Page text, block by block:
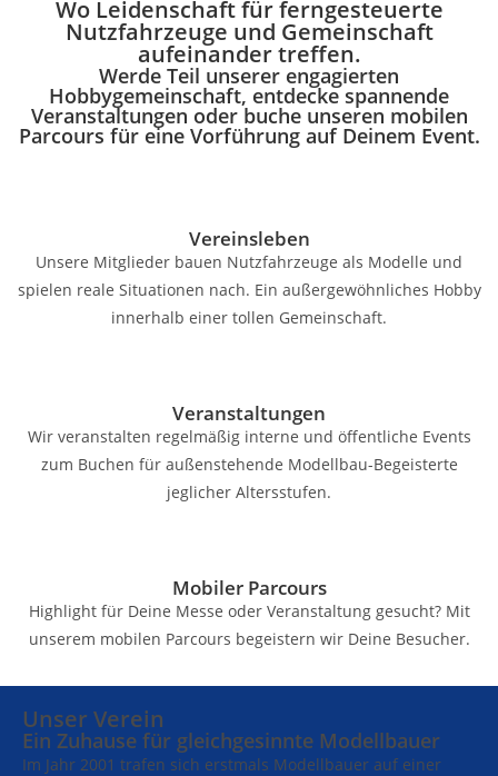
Wo Leidenschaft für ferngesteuerte
Nutzfahrzeuge und Gemeinschaft
aufeinander treffen.
Werde Teil unserer engagierten
Hobbygemeinschaft, entdecke spannende
Veranstaltungen oder buche unseren mobilen
Parcours für eine Vorführung auf Deinem Event.
Vereinsleben
Unsere Mitglieder bauen Nutzfahrzeuge als Modelle und
spielen reale Situationen nach. Ein außergewöhnliches Hobby
innerhalb einer tollen Gemeinschaft.
Veranstaltungen
Wir veranstalten regelmäßig interne und öffentliche Events
zum Buchen für außenstehende Modellbau-Begeisterte
jeglicher Altersstufen.
Mobiler Parcours
Highlight für Deine Messe oder Veranstaltung gesucht? Mit
unserem mobilen Parcours begeistern wir Deine Besucher.
Unser Verein
Ein Zuhause für gleichgesinnte Modellbauer
Im Jahr 2001 trafen sich erstmals Modellbauer auf einer